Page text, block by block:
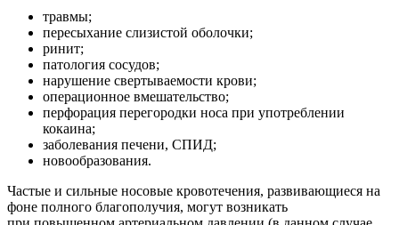
травмы;
пересыхание слизистой оболочки;
ринит;
патология сосудов;
нарушение свертываемости крови;
операционное вмешательство;
перфорация перегородки носа при употреблении
кокаина;
заболевания печени, СПИД;
новообразования.
Частые и сильные носовые кровотечения, развивающиеся на
фоне полного благополучия, могут возникать